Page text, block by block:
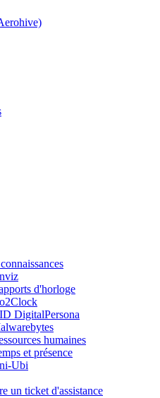
d'horloge
DigitalPersona
humaines
et présence
Ubi
un ticket d'assistance